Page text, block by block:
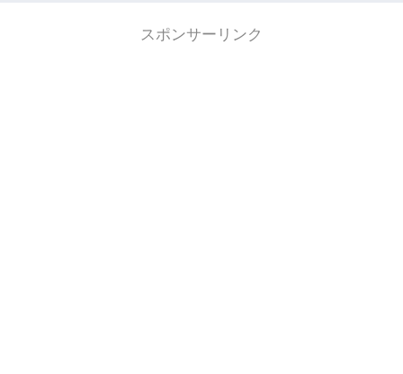
スポンサーリンク